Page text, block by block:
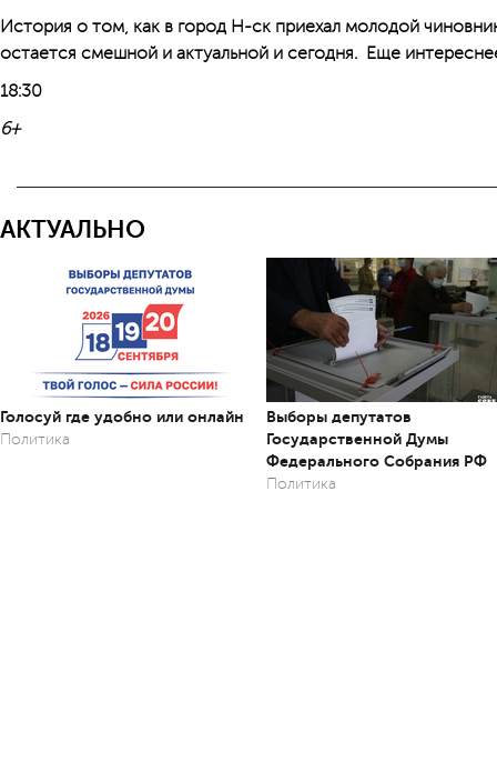
История о том, как в город Н-ск приехал молодой
остается смешной и актуальной и сегодня. Еще
18:30
6+
АКТУАЛЬНО
Голосуй где удобно или онлайн
Политика
Выборы депутатов
Государственной Думы
Федерального Собрания РФ
Политика